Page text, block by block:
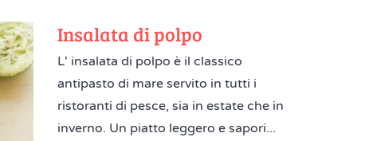
Insalata di polpo
L' insalata di polpo è il classico
antipasto di mare servito in tutti i
ristoranti di pesce, sia in estate che in
inverno. Un piatto leggero e sapori...